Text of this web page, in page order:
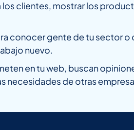
los clientes, mostrar los
conocer gente de tu sector o
nuevo.
en tu web, buscan
necesidades de otras